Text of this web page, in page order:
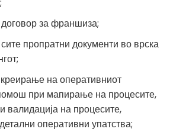
за франшиза;
пропратни документи во врска
на оперативниот
при мапирање на процесите,
на процесите,
оперативни упатства;